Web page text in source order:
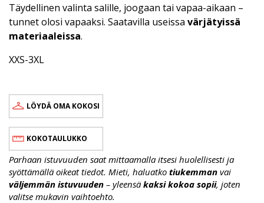
Täydellinen valinta salille, joogaan tai vapaa-aikaan –
tunnet olosi vapaaksi. Saatavilla useissa värjätyissä
materiaaleissa.
XXS-3XL
LÖYDÄ OMA KOKOSI
KOKOTAULUKKO
Parhaan istuvuuden saat mittaamalla itsesi huolellisesti ja
syöttämällä oikeat tiedot. Mieti, haluatko tiukemman vai
väljemmän istuvuuden – yleensä kaksi kokoa sopii, joten
valitse mukavin vaihtoehto.